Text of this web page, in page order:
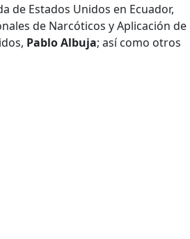
de Estados Unidos en Ecuador,
de Narcóticos y Aplicación de
Pablo Albuja; así como otros